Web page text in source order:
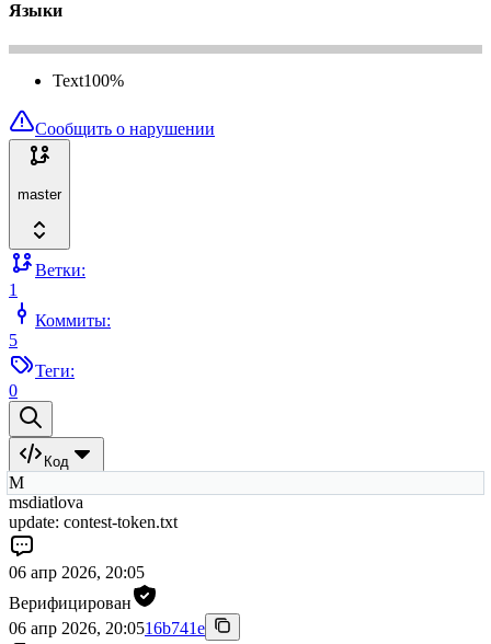
Языки
Text100%
Сообщить о нарушении
master
Ветки:
1
Коммиты:
5
Теги:
0
Код
M
msdiatlova
update: contest-token.txt
06 апр 2026, 20:05
Верифицирован
06 апр 2026, 20:0516b741e